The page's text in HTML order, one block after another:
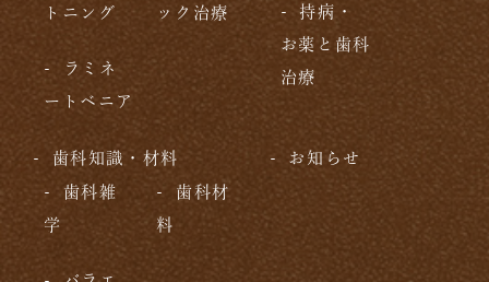
トニング
ック治療
ラミネ
ートベニア
持病・
お薬と歯科
治療
歯科知識・材料
歯科雑
学
歯科材
料
お知らせ